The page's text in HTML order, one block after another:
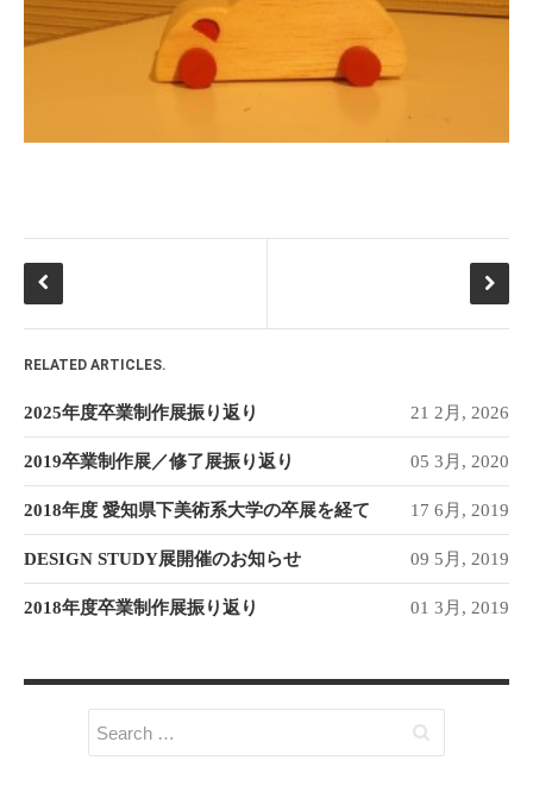
RELATED ARTICLES.
2025年度卒業制作展振り返り 21 2月, 2026
2019卒業制作展／修了展振り返り 05 3月, 2020
2018年度 愛知県下美術系大学の卒展を経て 17 6月, 2019
DESIGN STUDY展開催のお知らせ 09 5月, 2019
2018年度卒業制作展振り返り 01 3月, 2019